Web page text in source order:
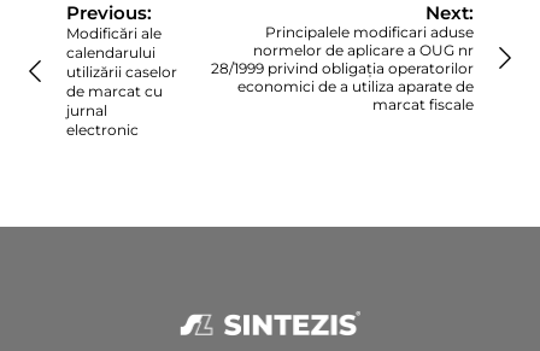
articole
Previous:
Modificări ale
calendarului
utilizării caselor
de marcat cu
jurnal
electronic
Next:
Principalele modificari aduse
normelor de aplicare a OUG nr
28/1999 privind obligația operatorilor
economici de a utiliza aparate de
marcat fiscale